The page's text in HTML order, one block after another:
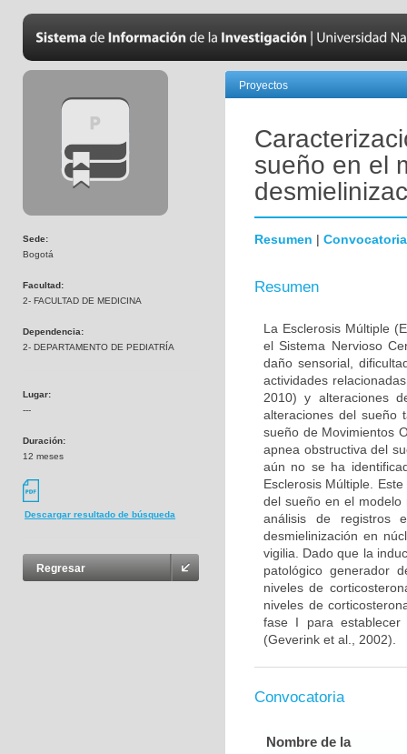
Sede:
Bogotá
Facultad:
2- FACULTAD DE MEDICINA
Dependencia:
2- DEPARTAMENTO DE PEDIATRÍA
Lugar:
---
Duración:
12 meses
Descargar resultado de búsqueda
Regresar
Proyectos
sueño en el
Resumen | Convocatoria
Resumen
La Esclerosis Múltiple
el Sistema Nervioso
daño sensorial,
actividades
2010) y alteraciones
alteraciones del sueño
sueño de Movimientos
apnea obstructiva del
aún no se ha
Esclerosis Múltiple.
del sueño en el modelo
análisis de registros
desmielinización en
vigilia. Dado que la
patológico generador
niveles de
niveles de
fase I para establecer
(Geverink et al., 2002).
Convocatoria
Nombre de la